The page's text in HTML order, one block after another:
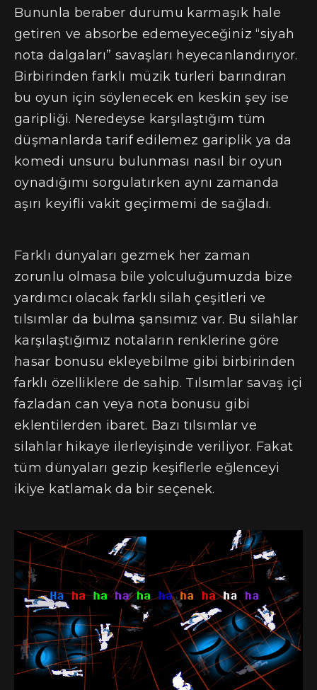
Bununla beraber durumu karmaşık hale
getiren ve absorbe edemeyeceğiniz “siyah
nota dalgaları” savaşları heyecanlandırıyor.
Birbirinden farklı müzik türleri barındıran
bu oyun için söylenecek en keskin şey ise
garipliği. Neredeyse karşılaştığım tüm
düşmanlarda tarif edilemez gariplik ya da
komedi unsuru bulunması nasıl bir oyun
oynadığımı sorgulatırken aynı zamanda
aşırı keyifli vakit geçirmemi de sağladı.
Farklı dünyaları gezmek her zaman
zorunlu olmasa bile yolculuğumuzda bize
yardımcı olacak farklı silah çeşitleri ve
tılsımlar da bulma şansımız var. Bu silahlar
karşılaştığımız notaların renklerine göre
hasar bonusu ekleyebilme gibi birbirinden
farklı özelliklere de sahip. Tılsımlar savaş içi
fazladan can veya nota bonusu gibi
eklentilerden ibaret. Bazı tılsımlar ve
silahlar hikaye ilerleyişinde veriliyor. Fakat
tüm dünyaları gezip keşiflerle eğlenceyi
ikiye katlamak da bir seçenek.